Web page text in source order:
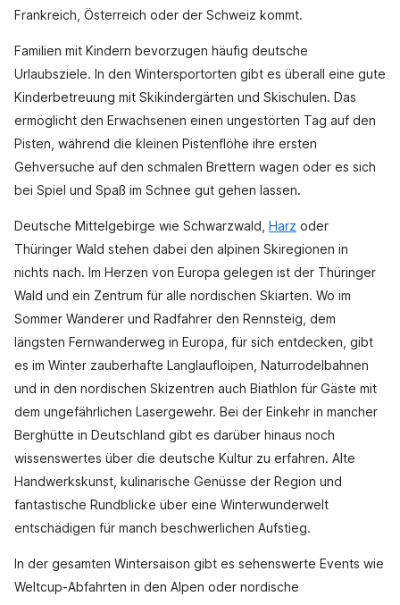
Frankreich, Österreich oder der Schweiz kommt.
Familien mit Kindern bevorzugen häufig deutsche
Urlaubsziele. In den Wintersportorten gibt es überall eine gute
Kinderbetreuung mit Skikindergärten und Skischulen. Das
ermöglicht den Erwachsenen einen ungestörten Tag auf den
Pisten, während die kleinen Pistenflöhe ihre ersten
Gehversuche auf den schmalen Brettern wagen oder es sich
bei Spiel und Spaß im Schnee gut gehen lassen.
Deutsche Mittelgebirge wie Schwarzwald, Harz oder
Thüringer Wald stehen dabei den alpinen Skiregionen in
nichts nach. Im Herzen von Europa gelegen ist der Thüringer
Wald und ein Zentrum für alle nordischen Skiarten. Wo im
Sommer Wanderer und Radfahrer den Rennsteig, dem
längsten Fernwanderweg in Europa, für sich entdecken, gibt
es im Winter zauberhafte Langlaufloipen, Naturrodelbahnen
und in den nordischen Skizentren auch Biathlon für Gäste mit
dem ungefährlichen Lasergewehr. Bei der Einkehr in mancher
Berghütte in Deutschland gibt es darüber hinaus noch
wissenswertes über die deutsche Kultur zu erfahren. Alte
Handwerkskunst, kulinarische Genüsse der Region und
fantastische Rundblicke über eine Winterwunderwelt
entschädigen für manch beschwerlichen Aufstieg.
In der gesamten Wintersaison gibt es sehenswerte Events wie
Weltcup-Abfahrten in den Alpen oder nordische